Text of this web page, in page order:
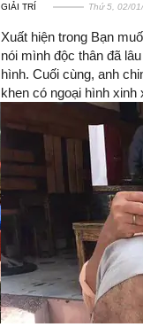
GIẢI TRÍ Thứ 5, 02/
Xuất hiện trong Bạn
nói mình độc thân đã
hình. Cuối cùng, anh
khen có ngoại hình xinh